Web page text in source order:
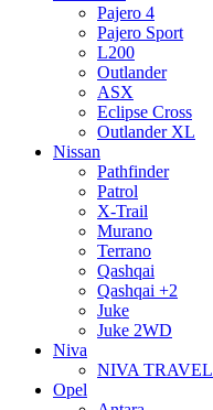
Pajero 4
Pajero Sport
L200
Outlander
ASX
Eclipse Cross
Outlander XL
Nissan
Pathfinder
Patrol
X-Trail
Murano
Terrano
Qashqai
Qashqai +2
Juke
Juke 2WD
Niva
NIVA TRAVEL
Opel